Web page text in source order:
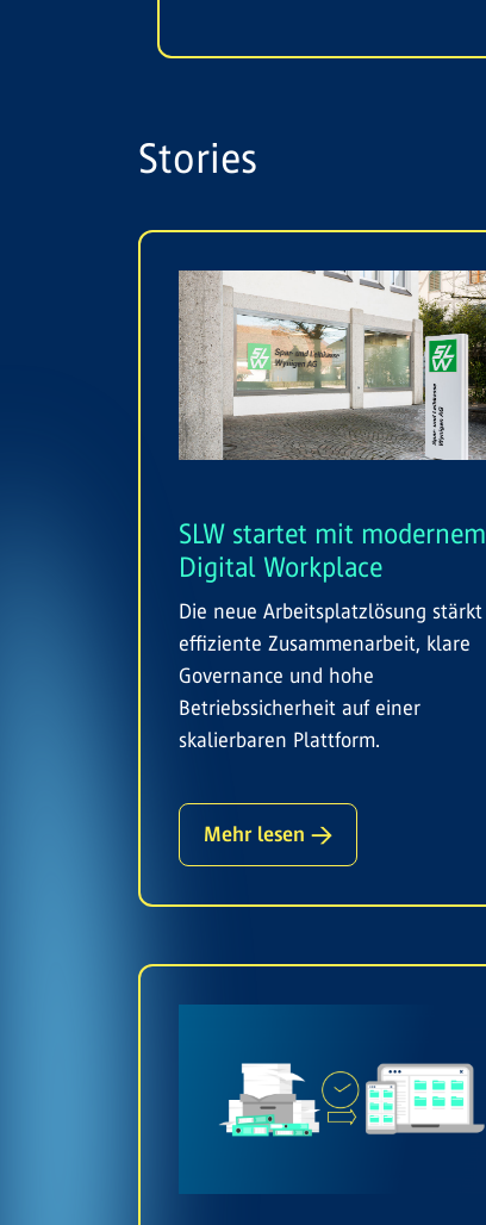
Stories
SLW startet mit modernem
Digital Workplace
Die neue Arbeitsplatzlösung stärkt
effiziente Zusammenarbeit, klare
Governance und hohe
Betriebssicherheit auf einer
skalierbaren Plattform.
Mehr lesen →